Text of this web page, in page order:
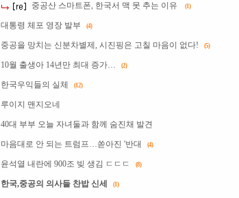
중공산 스마트폰, 한국서 맥 못 추는 이유 (1)
대통령 체포 영장 발부 (4)
중공을 망치는 신분차별제, 시진핑은 고칠 마음이 없다! (5)
10월 출생아 14년만 최대 증가… (2)
한국우익들의 실체 (12)
루이지 맨지오네
40대 부부 오늘 자녀둘과 함께 숨진채 발견
마음대로 안 되는 트럼프…쏟아진 '반대 (4)
윤석열 내란에 900조 빚 생김 ㄷㄷㄷ (8)
한국,중공의 의사들 찬밥 신세 (1)